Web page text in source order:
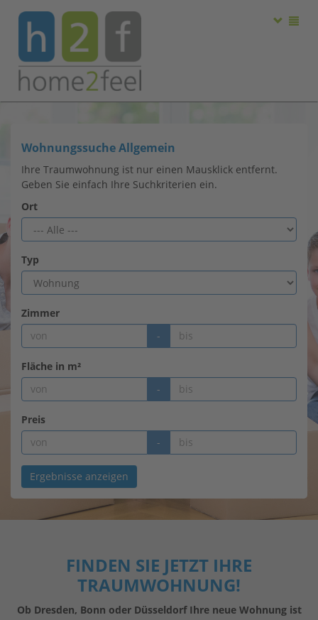
Wohnungssuche Allgemein
Ihre Traumwohnung ist nur einen Mausklick entfernt.
Geben Sie einfach Ihre Suchkriterien ein.
Ort
Typ
Zimmer
-
Fläche in m²
-
Preis
-
Ergebnisse anzeigen
FINDEN SIE JETZT IHRE
TRAUMWOHNUNG!
Ob Dresden, Bonn oder Düsseldorf Ihre neue Wohnung ist